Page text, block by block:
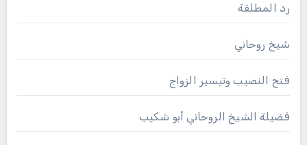
رد المطلقة
شيخ روحاني
فتح النصيب وتيسير الزواج
فضيلة الشيخ الروحاني أبو شكيب